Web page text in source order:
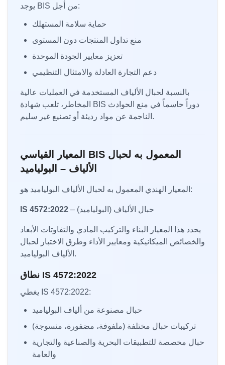
يوجد BIS من أجل:
حماية سلامة المستهلك
منع تداول المنتجات دون المستوى
تعزيز معايير الجودة الموحدة
دعم التجارة العادلة والامتثال التنظيمي
بالنسبة لحبال الألياف المستخدمة في العمليات عالية
المخاطر، تلعب شهادة BIS دوراً حاسماً في منع الحوادث
الناجمة عن مواد رديئة أو تصنيع غير سليم.
المعيار القياسي BIS المعمول به لحبال
الألياف – البولياميد
المعيار الهندي المعمول به لحبال الألياف البولياميد هو:
IS 4572:2022 – حبال الألياف (البولياميد)
يحدد هذا المعيار البناء والتركيب المادي والتفاوتات الأبعاد
والخصائص الميكانيكية ومعايير الأداء وطرق الاختبار لحبال
الألياف البولياميد.
نطاق IS 4572:2022
يغطي IS 4572:2022:
حبال مصنوعة من ألياف البولياميد
تركيبات حبال مختلفة (ملفوفة، مضفورة، منسوجة)
حبال مخصصة للتطبيقات البحرية والصناعية والتجارية
والعامة